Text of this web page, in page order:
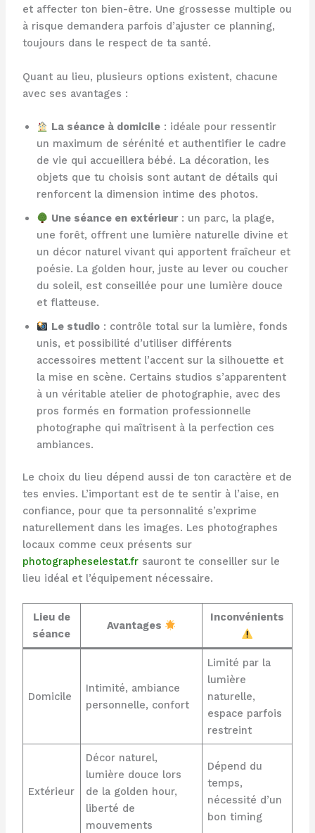
et affecter ton bien-être. Une grossesse multiple ou
à risque demandera parfois d’ajuster ce planning,
toujours dans le respect de ta santé.
Quant au lieu, plusieurs options existent, chacune
avec ses avantages :
La séance à domicile : idéale pour ressentir
un maximum de sérénité et authentifier le cadre
de vie qui accueillera bébé. La décoration, les
objets que tu choisis sont autant de détails qui
renforcent la dimension intime des photos.
Une séance en extérieur: un parc, la plage,
une forêt, offrent une lumière naturelle divine et
un décor naturel vivant qui apportent fraîcheur et
poésie. La golden hour, juste au lever ou coucher
du soleil, est conseillée pour une lumière douce
et flatteuse.
Le studio : contrôle total sur la lumière, fonds
unis, et possibilité d’utiliser différents
accessoires mettent l’accent sur la silhouette et
la mise en scène. Certains studios s’apparentent
à un véritable atelier de photographie, avec des
pros formés en formation professionnelle
photographe qui maîtrisent à la perfection ces
ambiances.
Le choix du lieu dépend aussi de ton caractère et de
tes envies. L’important est de te sentir à l’aise, en
confiance, pour que ta personnalité s’exprime
naturellement dans les images. Les photographes
locaux comme ceux présents sur
photographeselestat.frsauront te conseiller sur le
lieu idéal et l’équipement nécessaire.
Lieu de
séance
Avantages
Inconvénients
Domicile
Intimité, ambiance
personnelle, confort
Limité par la
lumière
naturelle,
espace parfois
restreint
Extérieur
Décor naturel,
lumière douce lors
de la golden hour,
liberté de
mouvements
Dépend du
temps,
nécessité d’un
bon timing